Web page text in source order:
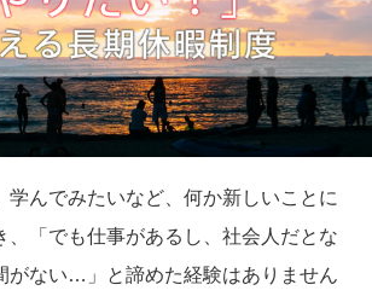
学んでみたいなど、何か新しいことに
、「でも仕事があるし、社会人だとな
がない…」と諦めた経験はありません